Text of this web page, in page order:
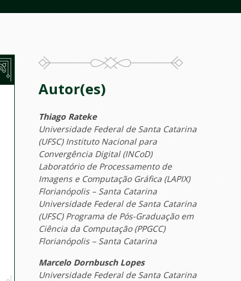
Autor(es)
Thiago Rateke
Universidade Federal de Santa Catarina
(UFSC) Instituto Nacional para
Convergência Digital (INCoD)
Laboratório de Processamento de
Imagens e Computação Gráfica (LAPIX)
Florianópolis – Santa Catarina
Universidade Federal de Santa Catarina
(UFSC) Programa de Pós-Graduação em
Ciência da Computação (PPGCC)
Florianópolis – Santa Catarina
Marcelo Dornbusch Lopes
Universidade Federal de Santa Catarina